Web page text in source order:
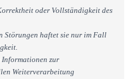
oder Vollständigkeit des
Störungen haftet sie nur im Fall
zur
Weiterverarbeitung